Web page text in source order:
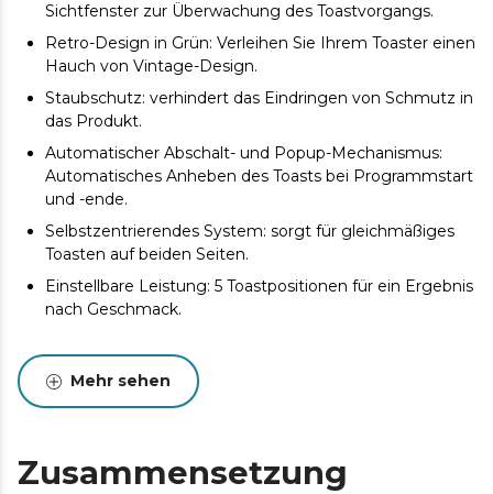
Sichtfenster zur Überwachung des Toastvorgangs.
Retro-Design in Grün: Verleihen Sie Ihrem Toaster einen
Hauch von Vintage-Design.
Staubschutz: verhindert das Eindringen von Schmutz in
das Produkt.
Automatischer Abschalt- und Popup-Mechanismus:
Automatisches Anheben des Toasts bei Programmstart
und -ende.
Selbstzentrierendes System: sorgt für gleichmäßiges
Toasten auf beiden Seiten.
Einstellbare Leistung: 5 Toastpositionen für ein Ergebnis
nach Geschmack.
Mehr sehen
Zusammensetzung